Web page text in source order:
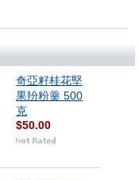
奇亞籽桂花堅
果羒粉羹 500
克
$50.00